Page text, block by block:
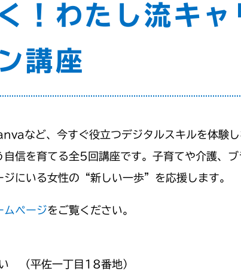
！わたし流キャ
講座
など、今すぐ役立つデジタルスキルを体験
自信を育てる全5回講座です。子育てや介護、
ジにいる女性の“新しい一歩”を応援します。
ムページをご覧ください。
（平佐一丁目18番地）